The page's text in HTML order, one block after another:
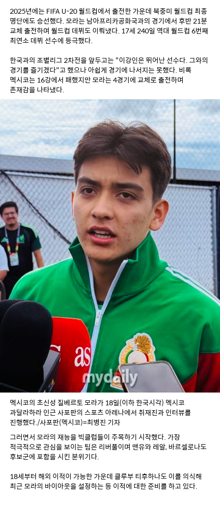
2025년에는 FIFA U-20 월드컵에서 출전한 가운데 북중미 월드컵 최종
명단에도 승선했다. 모라는 남아프리카공화국과의 경기에서 후반 21분
교체 출전하며 월드컵 데뷔도 이뤄냈다. 17세 240일 역대 월드컵 6번째
최연소 데뷔 선수에 등극했다.
한국과의 조별리그 2차전을 앞두고는 "이강인은 뛰어난 선수다. 그와의
경기를 즐기겠다"고 했으나 아쉽게 경기에 나서지는 못했다. 비록
멕시코는 16강에서 패했지만 모라는 4경기에 교체로 출전하며
존재감을 나타냈다.
멕시코의 초신성 질베르토 모라가 18일(이하 한국시각) 멕시코
과달라하라 인근 사포판의 스포츠 아레나에서 취재진과 인터뷰를
진행했다./사포판(멕시코)=최병진 기자
그러면서 모라의 재능을 빅클럽들이 주목하기 시작했다. 가장
적극적으로 관심을 보이는 팀은 리버풀이며 맨유와 레알, 바르셀로나도
후보군에 포함을 시킨 분위기다.
18세부터 해외 이적이 가능한 가운데 클루부 티후하나도 이를 의식해
최근 모라의 바이아웃을 설정하는 등 이적에 대한 준비를 하고 있다.